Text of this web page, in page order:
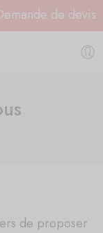
de devis
de proposer